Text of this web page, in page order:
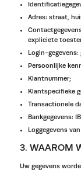
Adres: straat,
expliciete
Login-gegevens:
Persoonlijke
Klantnummer;
Klantspecifieke
Transactionele
Bankgegevens:
Loggegevens
3. WAAROM
Uw gegevens